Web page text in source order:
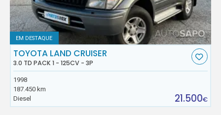
EM DESTAQUE
TOYOTA LAND CRUISER
3.0 TD PACK 1 - 125CV - 3P
1998
187.450 km
Diesel
21.500€